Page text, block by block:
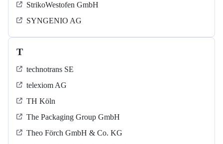
StrikoWestofen GmbH
SYNGENIO AG
T
technotrans SE
telexiom AG
TH Köln
The Packaging Group GmbH
Theo Förch GmbH & Co. KG